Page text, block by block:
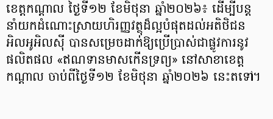
ខេត្តកណ្ដាល ថ្ងៃទី១២ ខែមិថុនា ឆ្នាំ២០២៦៖ ដើម្បីបន្ត
នាំយកដំណោះស្រាយហិរញ្ញវត្ថុដ៏ល្អបំផុតដល់អតិថិជន
អិលអូអិលស៊ី បានសម្រេចដាក់ឱ្យប្រើប្រាស់ជាផ្លូវការនូវ
ផលិតផល «ឥណទានមាសកើនទ្រព្យ» នៅសាខាខេត្ត
កណ្ដាល ចាប់ពីថ្ងៃទី១២ ខែមិថុនា ឆ្នាំ២០២៦ នេះតទៅ។